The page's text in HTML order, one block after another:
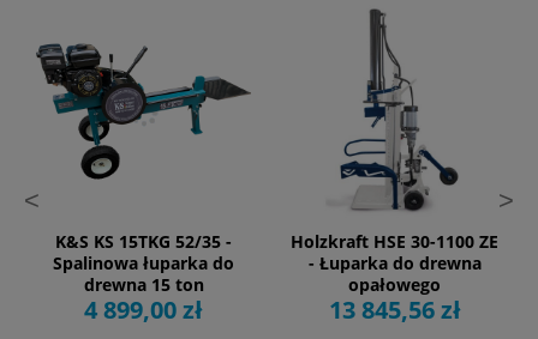
<
K&S KS 15TKG 52/35 -
Spalinowa łuparka do
drewna 15 ton
4 899,00 zł
Holzkraft HSE 30-1100 ZE
- Łuparka do drewna
opałowego
13 845,56 zł
>